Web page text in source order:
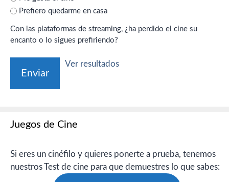
Prefiero quedarme en casa
Con las plataformas de streaming, ¿ha perdido el cine su
encanto o lo sigues prefiriendo?
Ver resultados
Juegos de Cine
Si eres un cinéfilo y quieres ponerte a prueba, tenemos
nuestros Test de cine para que demuestres lo que sabes: